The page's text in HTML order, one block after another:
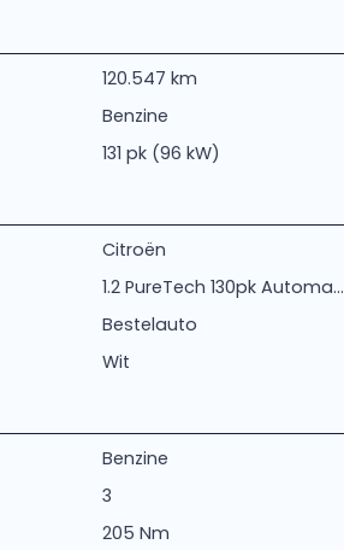
120.547 km
Benzine
131 pk (96 kW)
Citroën
1.2 PureTech 130pk Automa...
Bestelauto
Wit
Benzine
3
205 Nm